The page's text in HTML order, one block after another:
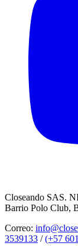
Closeando SAS.
Barrio Polo Club,
Correo:
3539133 /(+57